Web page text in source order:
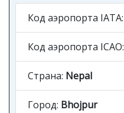
Код аэропорта IATA:
Код аэропорта ICAO:
Страна: Nepal
Город: Bhojpur